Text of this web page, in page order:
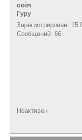
coin
Гуру
Зарегистрирован:
Сообщений: 66
Неактивен